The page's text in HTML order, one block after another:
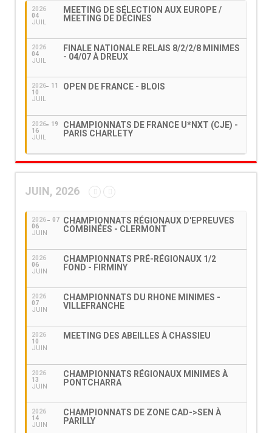
2026
04
JUIL
MEETING DE SÉLECTION AUX EUROPE /
MEETING DE DÉCINES
2026
04
JUIL
FINALE NATIONALE RELAIS 8/2/2/8 MINIMES
- 04/07 À DREUX
2026
10
JUIL
11 OPEN DE FRANCE - BLOIS
2026
16
JUIL
19
CHAMPIONNATS DE FRANCE U*NXT (CJE) -
PARIS CHARLETY
JUIN, 2026
2026
06
JUIN
07
CHAMPIONNATS RÉGIONAUX D'EPREUVES
COMBINÉES - CLERMONT
2026
06
JUIN
CHAMPIONNATS PRÉ-RÉGIONAUX 1/2
FOND - FIRMINY
2026
07
JUIN
CHAMPIONNATS DU RHONE MINIMES -
VILLEFRANCHE
2026
10
JUIN
MEETING DES ABEILLES À CHASSIEU
2026
13
JUIN
CHAMPIONNATS RÉGIONAUX MINIMES À
PONTCHARRA
2026
14
JUIN
CHAMPIONNATS DE ZONE CAD->SEN À
PARILLY